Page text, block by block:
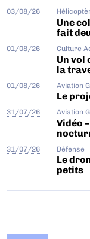
03/08/26
Une
fait
01/08/26 Culture
Un vol
la
01/08/26 Aviation
Le
31/07/26 Aviation
Vidéo
31/07/26 Défense
Le
petits